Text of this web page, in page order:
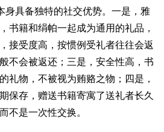
具备独特的社交优势。一是，雅
书籍和绢帕一起成为通用的礼品，
接受度高，按惯例受礼者往往会返
不会被返还；三是，安全性高，书
礼物，不被视为贿赂之物；四是，
保存，赠送书籍寄寓了送礼者长久
不是一次性交换。